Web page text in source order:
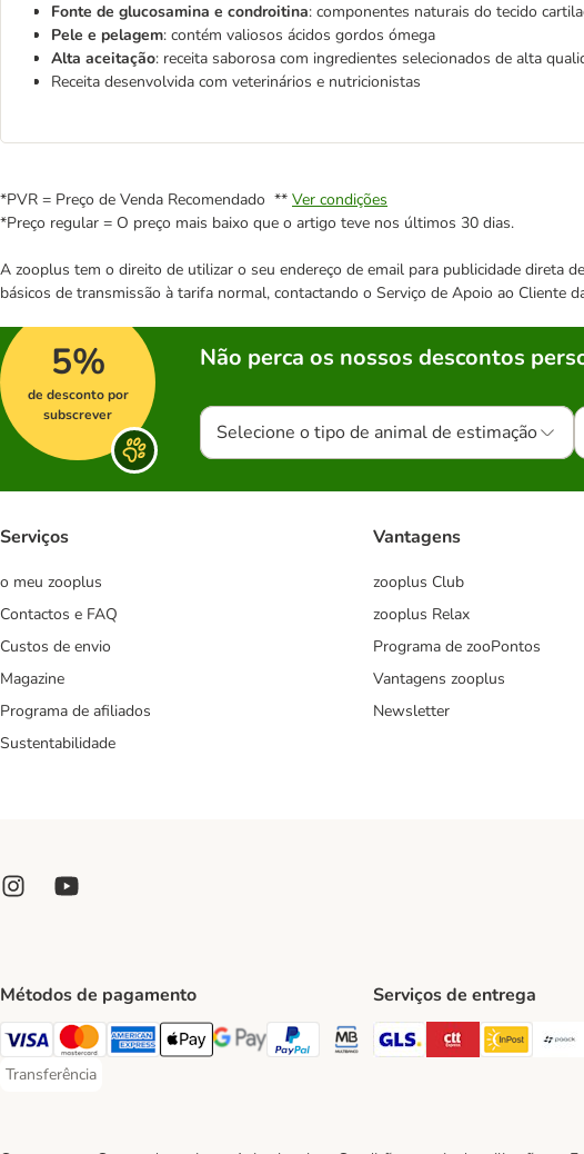
Fonte de glucosamina e condroitina: componentes naturais do tecido
Pele e pelagem: contém valiosos ácidos gordos ómega
Alta aceitação: receita saborosa com ingredientes selecionados de alta
Receita desenvolvida com veterinários e nutricionistas
*PVR = Preço de Venda Recomendado ** Ver condições
*Preço regular = O preço mais baixo que o artigo teve nos últimos 30 dias.
A zooplus tem o direito de utilizar o seu endereço de email para publicidade direta
básicos de transmissão à tarifa normal, contactando o Serviço de Apoio ao Cliente
5%
de desconto por
subscrever
Não perca os nossos descontos
Selecione o tipo de animal de estimação
Serviços
o meu zooplus
Contactos e FAQ
Custos de envio
Magazine
Programa de afiliados
Sustentabilidade
Vantagens
zooplus Club
zooplus Relax
Programa de zooPontos
Vantagens zooplus
Newsletter
Métodos de pagamento
Visa Payment Method
Mastercard Payment Method
American Express Payment Method
Apple Pay Payment Method
Google Pay Payment Method
PayPal Payment Method
Multibanco Payment Method
Transferência
Transferência Payment Method
Serviços de entrega
GLS Shipping Method
CTTExpress